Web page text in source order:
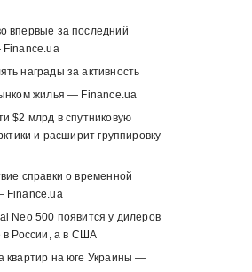
впервые за последний
Finance.ua
награды за активность
жилья — Finance.ua
$2 млрд в спутниковую
и расширит группировку
справки о временной
Finance.ua
Neo 500 появится у дилеров
в России, а в США
квартир на юге Украины —